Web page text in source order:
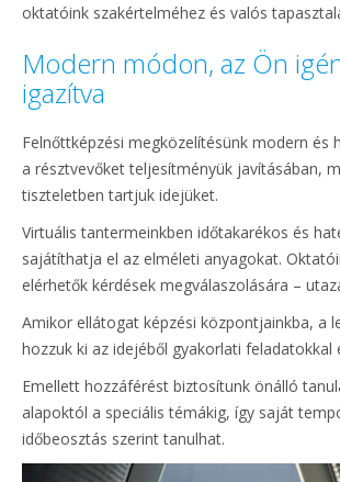
oktatóink szakértelméhez és valós
Modern módon, az Ön
igazítva
Felnőttképzési megközelítésünk modern és
a résztvevőket teljesítményük javításában,
tiszteletben tartjuk idejüket.
Virtuális tantermeinkben időtakarékos és
sajátíthatja el az elméleti anyagokat.
elérhetők kérdések megválaszolására –
Amikor ellátogat képzési központjainkba, a
hozzuk ki az idejéből gyakorlati feladatokkal
Emellett hozzáférést biztosítunk önálló
alapoktól a speciális témákig, így saját
időbeosztás szerint tanulhat.